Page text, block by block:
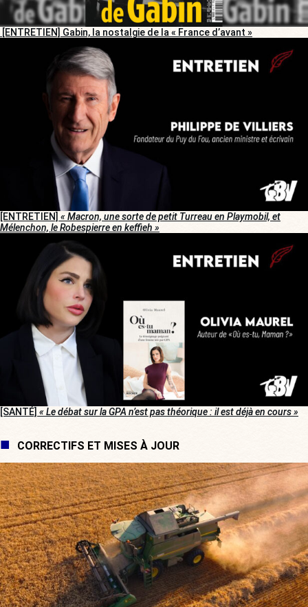
[ENTRETIEN] Gabin, la nostalgie de la « France d’avant »
[ENTRETIEN] « Macron, une sorte de petit Turreau en Playmobil, et
Mélenchon, le Robespierre en keffieh »
[SANTÉ] « Le débat sur la GPA n’est pas théorique : il est déjà en cours »
CORRECTIFS ET MISES À JOUR